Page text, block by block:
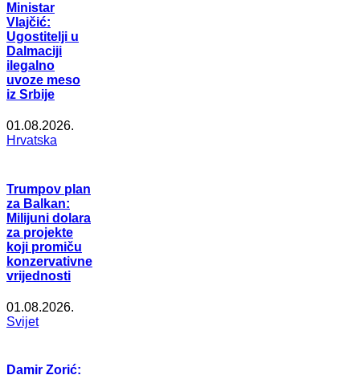
Ministar
Vlajčić:
Ugostitelji u
Dalmaciji
ilegalno
uvoze meso
iz Srbije
01.08.2026.
Hrvatska
Trumpov plan
za Balkan:
Milijuni dolara
za projekte
koji promiču
konzervativne
vrijednosti
01.08.2026.
Svijet
Damir Zorić: